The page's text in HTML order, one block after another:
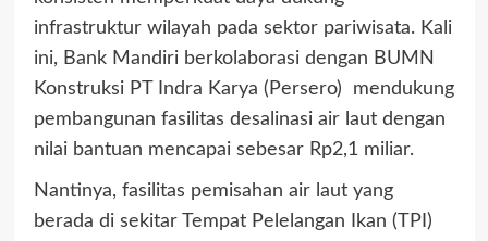
infrastruktur wilayah pada sektor pariwisata. Kali
ini, Bank Mandiri berkolaborasi dengan BUMN
Konstruksi PT Indra Karya (Persero) mendukung
pembangunan fasilitas desalinasi air laut dengan
nilai bantuan mencapai sebesar Rp2,1 miliar.
Nantinya, fasilitas pemisahan air laut yang
berada di sekitar Tempat Pelelangan Ikan (TPI)